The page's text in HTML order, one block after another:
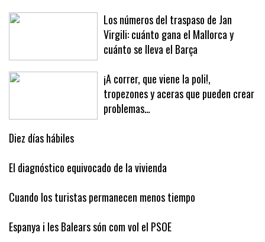
Baleares con Ceuta: unidad ante la presión fronteriza
Los números del traspaso de Jan
Virgili: cuánto gana el Mallorca y
cuánto se lleva el Barça
¡A correr, que viene la poli!,
tropezones y aceras que pueden crear
Diez días hábiles
El diagnóstico equivocado de la vivienda
Cuando los turistas permanecen menos tiempo